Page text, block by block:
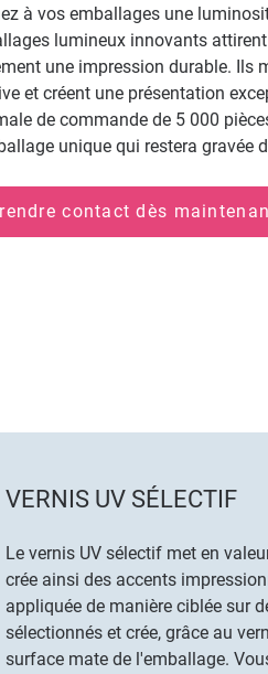
à vos emballages une
lumineux innovants
une impression durable. Ils
et créent une présentation
de commande de 5 000
unique qui restera gravée
contact dès
VERNIS UV SÉLECTIF
Le vernis UV sélectif met en
crée ainsi des accents
appliquée de manière ciblée sur
sélectionnés et crée, grâce au
surface mate de l'emballage.